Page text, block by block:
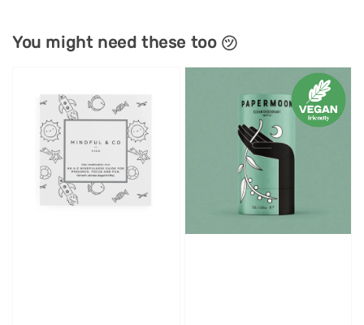
You might need these too ㋡